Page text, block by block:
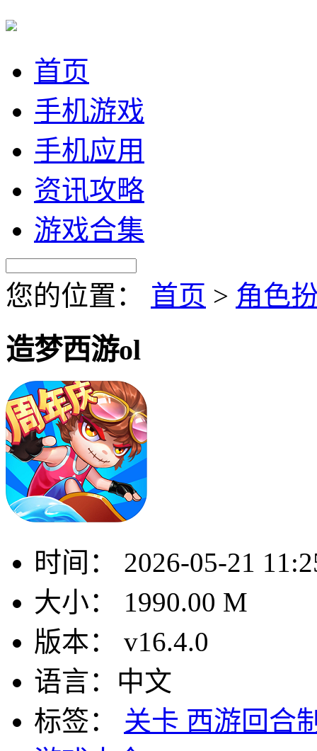
首页
手机游戏
手机应用
资讯攻略
游戏合集
您的位置： 首页 > 角色
造梦西游ol
时间：
2026-05-21
大小：
1990.00 M
版本：
v16.4.0
语言： 中文
标签：
关卡 西游回合